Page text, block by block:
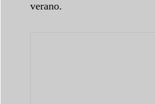
verano.